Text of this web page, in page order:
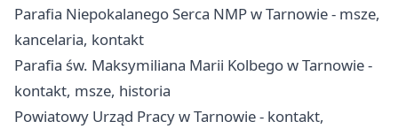
Parafia Niepokalanego Serca NMP w Tarnowie - msze,
kancelaria, kontakt
Parafia św. Maksymiliana Marii Kolbego w Tarnowie -
kontakt, msze, historia
Powiatowy Urząd Pracy w Tarnowie - kontakt,